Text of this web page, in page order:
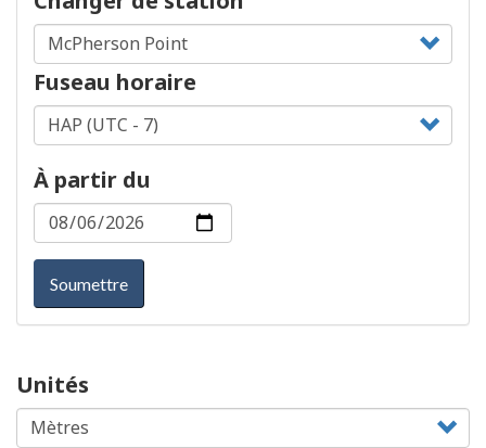
Fuseau horaire
À partir du
Soumettre
Unités